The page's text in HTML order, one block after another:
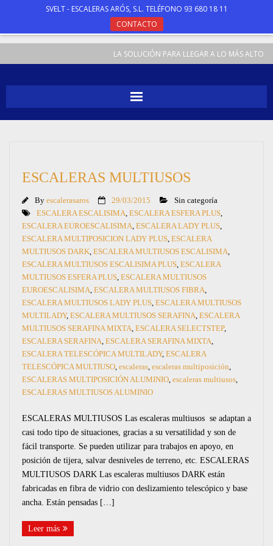
SVELT - ESCALERAS ARÓS, S.L. TELÉFONO 93 680 18 11
CONTACTO
LA SOLUCIÓN PARA LLEGAR A LO MÁS ALTO
INICIO
TABURETES
ANDAMIOS
ESPECIALES
RAMPAS
CAJAS
BARANDILLAS
PASARELAS
ESCALERAS MULTIUSOS
By escalerasaros 29/03/2015
Sin categoría
ESCALERA ESCALISIMA ESCALERA ESFERA PLUS
ESCALERA EUROESCALISIMA ESCALERA LADY PLUS
ESCALERA MULTIPOSICION LADY PLUS ESCALERA
MULTIUSOS DARK ESCALERA MULTIUSOS ESCALISIMA
ESCALERA MULTIUSOS ESCALISIMA PLUS ESCALERA
MULTIUSOS ESFERA PLUS ESCALERA MULTIUSOS
EUROESCALISIMA ESCALERA MULTIUSOS FIBRA
ESCALERA MULTIUSOS LADY PLUS ESCALERA MULTIUSOS
MULTILADY, ESCALERA MULTIUSOS SERAFINA ESCALERA
MULTIUSOS SERAFINA MIXTA ESCALERA SELECTSTEP,
ESCALERA SERAFINA ESCALERA SERAFINA MIXTA
ESCALERA TELESCÓPICA MULTILADY, ESCALERA
TELESCÓPICA MULTIUSO escaleras escaleras multiposición
ESCALERAS MULTIPOSICIÓN ALUMINIO escaleras multiusos
ESCALERAS MULTIUSOS ALUMINIO
ESCALERAS MULTIUSOS Las escaleras multiusos se adaptan a
casi todo tipo de situaciones, gracias a su versatilidad y son de
fácil transporte. Se pueden utilizar para trabajos en apoyo, en
posición de tijera, salvar desniveles de terreno, etc. ESCALERAS
MULTIUSOS DARK Las escaleras multiusos DARK están
fabricadas en fibra de vidrio con deslizamiento telescópico y base
ancha. Están pensadas […]
Leer más